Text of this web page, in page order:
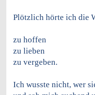
Plötzlich hörte ich die
zu hoffen
zu lieben
zu vergeben.
Ich wusste nicht, wer